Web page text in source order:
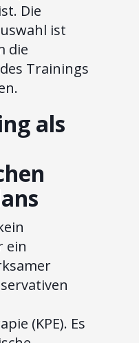
Die
ist
die
Trainings
als
ein
(KPE). Es